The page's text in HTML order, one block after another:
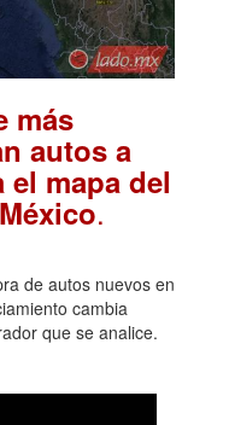
más
autos a
mapa del
.
de autos nuevos en
cambia
que se analice.